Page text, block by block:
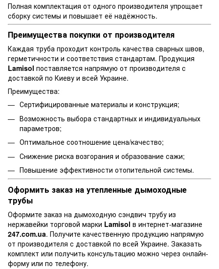
Полная комплектация от одного производителя упрощает
сборку системы и повышает её надёжность.
Преимущества покупки от производителя
Каждая труба проходит контроль качества сварных швов,
герметичности и соответствия стандартам. Продукция
Lamisol поставляется напрямую от производителя с
доставкой по Киеву и всей Украине.
Преимущества:
Сертифицированные материалы и конструкция;
Возможность выбора стандартных и индивидуальных
параметров;
Оптимальное соотношение цена/качество;
Снижение риска возгорания и образование сажи;
Повышение эффективности отопительной системы.
Оформить заказ на утепленные дымоходные
трубы
Оформите заказ на дымоходную сэндвич трубу из
нержавейки торговой марки Lamisol в интернет-магазине
247.com.ua. Получите качественную продукцию напрямую
от производителя с доставкой по всей Украине. Заказать
комплект или получить консультацию можно через онлайн-
форму или по телефону.